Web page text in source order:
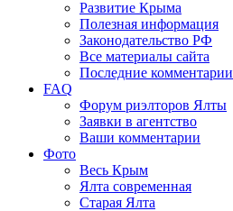
Развитие Крыма
Полезная информация
Законодательство РФ
Все материалы сайта
Последние комментарии
FAQ
Форум риэлторов Ялты
Заявки в агентство
Ваши комментарии
Фото
Весь Крым
Ялта современная
Старая Ялта